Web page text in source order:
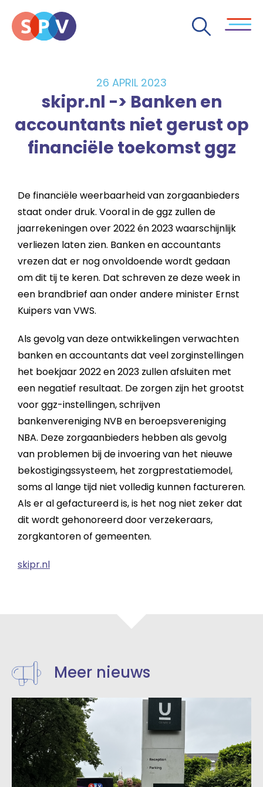
26 APRIL 2023
skipr.nl -> Banken en
accountants niet gerust op
financiële toekomst ggz
De financiële weerbaarheid van zorgaanbieders
staat onder druk. Vooral in de ggz zullen de
jaarrekeningen over 2022 én 2023 waarschijnlijk
verliezen laten zien. Banken en accountants
vrezen dat er nog onvoldoende wordt gedaan
om dit tij te keren. Dat schreven ze deze week in
een brandbrief aan onder andere minister Ernst
Kuipers van VWS.
Als gevolg van deze ontwikkelingen verwachten
banken en accountants dat veel zorginstellingen
het boekjaar 2022 en 2023 zullen afsluiten met
een negatief resultaat. De zorgen zijn het grootst
voor ggz-instellingen, schrijven
bankenvereniging NVB en beroepsvereniging
NBA. Deze zorgaanbieders hebben als gevolg
van problemen bij de invoering van het nieuwe
bekostigingssysteem, het zorgprestatiemodel,
soms al lange tijd niet volledig kunnen factureren.
Als er al gefactureerd is, is het nog niet zeker dat
dit wordt gehonoreerd door verzekeraars,
zorgkantoren of gemeenten.
skipr.nl
Meer nieuws